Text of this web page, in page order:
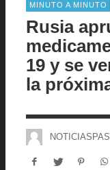
MINUTO A MINUTO
Rusia
19 y se
la